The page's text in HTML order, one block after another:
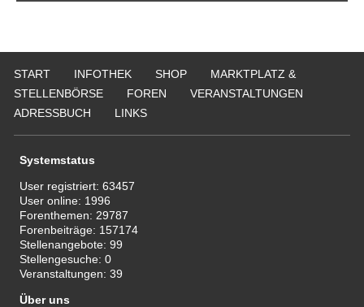
START INFOTHEK SHOP
MARKTPLATZ &
STELLENBÖRSE
FOREN
VERANSTALTUNGEN
ADRESSBUCH
LINKS
Systemstatus
User registriert:63457
User online: 1996
Forenthemen: 29787
Forenbeiträge: 157174
Stellenangebote:99
Stellengesuche:0
Veranstaltungen:39
Über uns